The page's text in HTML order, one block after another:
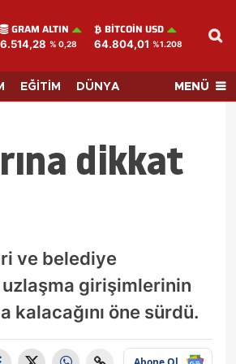
GRAM ALTIN
6.514,28 % 0,28
BITCOIN USD
64.804,01 %1.208
EĞİTİM DÜNYA MENÜ
dikkat
ve belediye
uzlaşma girişimlerinin
kalacağını öne sürdü.